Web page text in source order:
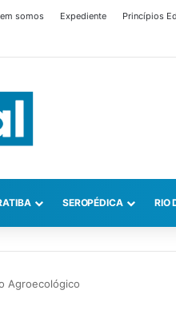
somos Expediente Princípios
SEROPÉDICA RIO
Agroecológico